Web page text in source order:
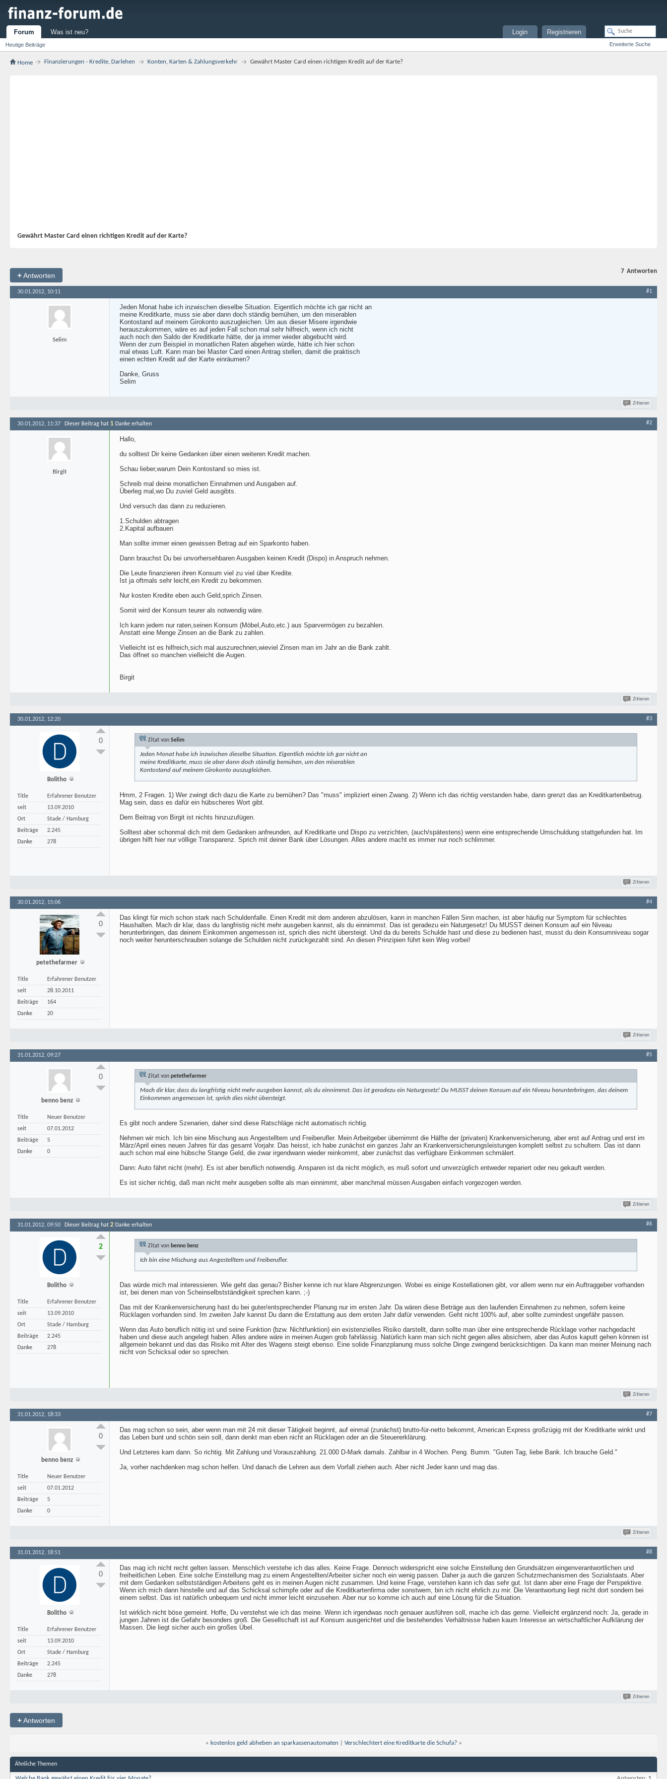
Forum
Heutige Beiträge
Was ist neu? Registrieren
Login
Erweiterte Suche
Home Finanzierungen - Kredite, Darlehen Konten, Karten & Zahlungsverkehr Gewährt Master Card einen richtigen Kredit auf der Karte?
Gewährt Master Card einen richtigen Kredit auf der Karte?
+Antworten
7 Antworten
30.01.2012, 10:11 #1
Selim
Jeden Monat habe ich inzwischen dieselbe Situation. Eigentlich möchte ich gar nicht an
meine Kreditkarte, muss sie aber dann doch ständig bemühen, um den miserablen
Kontostand auf meinem Girokonto auszugleichen. Um aus dieser Misere irgendwie
herauszukommen, wäre es auf jeden Fall schon mal sehr hilfreich, wenn ich nicht
auch noch den Saldo der Kreditkarte hätte, der ja immer wieder abgebucht wird.
Wenn der zum Beispiel in monatlichen Raten abgehen würde, hätte ich hier schon
mal etwas Luft. Kann man bei Master Card einen Antrag stellen, damit die praktisch
einen echten Kredit auf der Karte einräumen?
Danke, Gruss
Selim
Zitieren
30.01.2012, 11:37 Dieser Beitrag hat 1 Danke erhalten #2
Birgit
Hallo,
du solltest Dir keine Gedanken über einen weiteren Kredit machen.
Schau lieber,warum Dein Kontostand so mies ist.
Schreib mal deine monatlichen Einnahmen und Ausgaben auf.
Überleg mal,wo Du zuviel Geld ausgibts.
Und versuch das dann zu reduzieren.
1.Schulden abtragen
2.Kapital aufbauen
Man sollte immer einen gewissen Betrag auf ein Sparkonto haben.
Dann brauchst Du bei unvorhersehbaren Ausgaben keinen Kredit (Dispo) in Anspruch nehmen.
Die Leute finanzieren ihren Konsum viel zu viel über Kredite.
Ist ja oftmals sehr leicht,ein Kredit zu bekommen.
Nur kosten Kredite eben auch Geld,sprich Zinsen.
Somit wird der Konsum teurer als notwendig wäre.
Ich kann jedem nur raten,seinen Konsum (Möbel,Auto,etc.) aus Sparvermögen zu bezahlen.
Anstatt eine Menge Zinsen an die Bank zu zahlen.
Vielleicht ist es hilfreich,sich mal auszurechnen,wieviel Zinsen man im Jahr an die Bank zahlt.
Das öffnet so manchen vielleicht die Augen.
Birgit
Zitieren
30.01.2012, 12:20 #3
Bolitho
Title
Erfahrener Benutzer
seit
13.09.2010
Ort
Stade / Hamburg
Beiträge
2.245
Danke
278
0 Zitat von Selim
Jeden Monat habe ich inzwischen dieselbe Situation. Eigentlich möchte ich gar nicht an
meine Kreditkarte, muss sie aber dann doch ständig bemühen, um den miserablen
Kontostand auf meinem Girokonto auszugleichen.
Hmm, 2 Fragen. 1) Wer zwingt dich dazu die Karte zu bemühen? Das "muss" impliziert einen Zwang. 2) Wenn ich das richtig verstanden habe, dann grenzt das an Kreditkartenbetrug.
Mag sein, dass es dafür ein hübscheres Wort gibt.
Dem Beitrag von Birgit ist nichts hinzuzufügen.
Solltest aber schonmal dich mit dem Gedanken anfreunden, auf Kreditkarte und Dispo zu verzichten, (auch/spätestens) wenn eine entsprechende Umschuldung stattgefunden hat. Im
übrigen hilft hier nur völlige Transparenz. Sprich mit deiner Bank über Lösungen. Alles andere macht es immer nur noch schlimmer.
Zitieren
30.01.2012, 15:06 #4
petethefarmer
Title
Erfahrener Benutzer
seit
28.10.2011
Beiträge
164
Danke
20
0
Das klingt für mich schon stark nach Schuldenfalle. Einen Kredit mit dem anderen abzulösen, kann in manchen Fällen Sinn machen, ist aber häufig nur Symptom für schlechtes
Haushalten. Mach dir klar, dass du langfristig nicht mehr ausgeben kannst, als du einnimmst. Das ist geradezu ein Naturgesetz! Du MUSST deinen Konsum auf ein Niveau
herunterbringen, das deinem Einkommen angemessen ist, sprich dies nicht übersteigt. Und da du bereits Schulde hast und diese zu bedienen hast, musst du dein Konsumniveau sogar
noch weiter herunterschrauben solange die Schulden nicht zurückgezahlt sind. An diesen Prinzipien führt kein Weg vorbei!
Zitieren
31.01.2012, 09:27 #5
benno benz
Title
Neuer Benutzer
seit
07.01.2012
Beiträge
5
Danke
0
0 Zitat von petethefarmer
Mach dir klar, dass du langfristig nicht mehr ausgeben kannst, als du einnimmst. Das ist geradezu ein Naturgesetz! Du MUSST deinen Konsum auf ein Niveau herunterbringen, das deinem
Einkommen angemessen ist, sprich dies nicht übersteigt.
Es gibt noch andere Szenarien, daher sind diese Ratschläge nicht automatisch richtig.
Nehmen wir mich. Ich bin eine Mischung aus Angestelltem und Freiberufler. Mein Arbeitgeber übernimmt die Hälfte der (privaten) Krankenversicherung, aber erst auf Antrag und erst im
März/April eines neuen Jahres für das gesamt Vorjahr. Das heisst, ich habe zunächst ein ganzes Jahr an Krankenversicherungsleistungen komplett selbst zu schultern. Das ist dann
auch schon mal eine hübsche Stange Geld, die zwar irgendwann wieder reinkommt, aber zunächst das verfügbare Einkommen schmälert.
Dann: Auto fährt nicht (mehr). Es ist aber beruflich notwendig. Ansparen ist da nicht möglich, es muß sofort und unverzüglich entweder repariert oder neu gekauft werden.
Es ist sicher richtig, daß man nicht mehr ausgeben sollte als man einnimmt, aber manchmal müssen Ausgaben einfach vorgezogen werden.
Zitieren
31.01.2012, 09:50 Dieser Beitrag hat 2 Danke erhalten #6
Bolitho
Title
Erfahrener Benutzer
seit
13.09.2010
Ort
Stade / Hamburg
Beiträge
2.245
Danke
278
2 Zitat von benno benz
Ich bin eine Mischung aus Angestelltem und Freiberufler.
Das würde mich mal interessieren. Wie geht das genau? Bisher kenne ich nur klare Abgrenzungen. Wobei es einige Kostellationen gibt, vor allem wenn nur ein Auftraggeber vorhanden
ist, bei denen man von Scheinselbstständigkeit sprechen kann. ;-)
Das mit der Krankenversicherung hast du bei guter/entsprechender Planung nur im ersten Jahr. Da wären diese Beträge aus den laufenden Einnahmen zu nehmen, sofern keine
Rücklagen vorhanden sind. Im zweiten Jahr kannst Du dann die Erstattung aus dem ersten Jahr dafür verwenden. Geht nicht 100% auf, aber sollte zumindest ungefähr passen.
Wenn das Auto beruflich nötig ist und seine Funktion (bzw. Nichtfunktion) ein existenzielles Risiko darstellt, dann sollte man über eine entsprechende Rücklage vorher nachgedacht
haben und diese auch angelegt haben. Alles andere wäre in meinen Augen grob fahrlässig. Natürlich kann man sich nicht gegen alles absichern, aber das Autos kaputt gehen können ist
allgemein bekannt und das das Risiko mit Alter des Wagens steigt ebenso. Eine solide Finanzplanung muss solche Dinge zwingend berücksichtigen. Da kann man meiner Meinung nach
nicht von Schicksal oder so sprechen.
Zitieren
31.01.2012, 18:33 #7
benno benz
Title
Neuer Benutzer
seit
07.01.2012
Beiträge
5
Danke
0
0
Das mag schon so sein, aber wenn man mit 24 mit dieser Tätigkeit beginnt, auf einmal (zunächst) brutto-für-netto bekommt, American Express großzügig mit der Kreditkarte winkt und
das Leben bunt und schön sein soll, dann denkt man eben nicht an Rücklagen oder an die Steuererklärung.
Und Letzteres kam dann. So richtig. Mit Zahlung und Vorauszahlung. 21.000 D-Mark damals. Zahlbar in 4 Wochen. Peng. Bumm. "Guten Tag, liebe Bank. Ich brauche Geld."
Ja, vorher nachdenken mag schon helfen. Und danach die Lehren aus dem Vorfall ziehen auch. Aber nicht Jeder kann und mag das.
Zitieren
31.01.2012, 18:51 #8
Bolitho
Title
Erfahrener Benutzer
seit
13.09.2010
Ort
Stade / Hamburg
Beiträge
2.245
Danke
278
0
Das mag ich nicht recht gelten lassen. Menschlich verstehe ich das alles. Keine Frage. Dennoch widerspricht eine solche Einstellung den Grundsätzen eingenverantwortlichen und
freiheitlichen Leben. Eine solche Einstellung mag zu einem Angestellten/Arbeiter sicher noch ein wenig passen. Daher ja auch die ganzen Schutzmechanismen des Sozialstaats. Aber
mit dem Gedanken selbstständigen Arbeitens geht es in meinen Augen nicht zusammen. Und keine Frage, verstehen kann ich das sehr gut. Ist dann aber eine Frage der Perspektive.
Wenn ich mich dann hinstelle und auf das Schicksal schimpfe oder auf die Kreditkartenfirma oder sonstwem, bin ich nicht ehrlich zu mir. Die Verantwortung liegt nicht dort sondern bei
einem selbst. Das ist natürlich unbequem und nicht immer leicht einzusehen. Aber nur so komme ich auch auf eine Lösung für die Situation.
Ist wirklich nicht böse gemeint. Hoffe, Du verstehst wie ich das meine. Wenn ich irgendwas noch genauer ausführen soll, mache ich das gerne. Vielleicht ergänzend noch: Ja, gerade in
jungen Jahren ist die Gefahr besonders groß. Die Gesellschaft ist auf Konsum ausgerichtet und die bestehendes Verhältnisse haben kaum Interesse an wirtschaftlicher Aufklärung der
Massen. Die liegt sicher auch ein großes Übel.
Zitieren
+Antworten
« kostenlos geld abheben an sparkassenautomaten Verschlechtert eine Kreditkarte die Schufa? »
Ähnliche Themen